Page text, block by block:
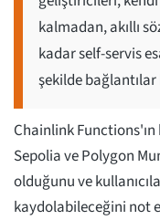
kalmadan, akıllı
kadar self-servis
şekilde
Chainlink
Sepolia ve Polygon
olduğunu ve
kaydolabileceğini not